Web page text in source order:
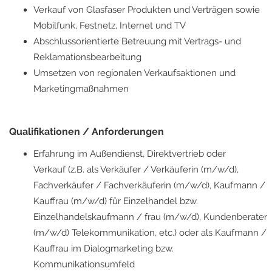
Verkauf von Glasfaser Produkten und Verträgen sowie
Mobilfunk, Festnetz, Internet und TV
Abschlussorientierte Betreuung mit Vertrags- und
Reklamationsbearbeitung
Umsetzen von regionalen Verkaufsaktionen und
Marketingmaßnahmen
Qualifikationen / Anforderungen
Erfahrung im Außendienst, Direktvertrieb oder
Verkauf (z.B. als Verkäufer / Verkäuferin (m/w/d),
Fachverkäufer / Fachverkäuferin (m/w/d), Kaufmann /
Kauffrau (m/w/d) für Einzelhandel bzw.
Einzelhandelskaufmann / frau (m/w/d), Kundenberater
(m/w/d) Telekommunikation, etc.) oder als Kaufmann /
Kauffrau im Dialogmarketing bzw.
Kommunikationsumfeld